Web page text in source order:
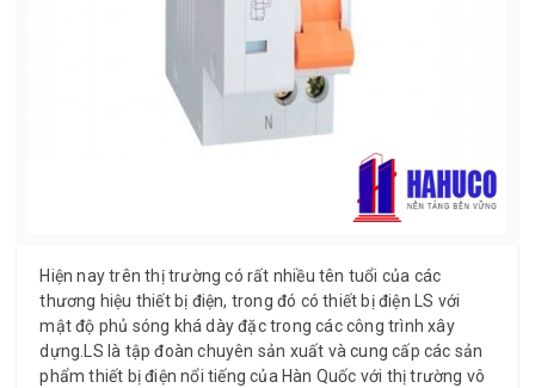
Hiện nay trên thị trường có rất nhiều tên tuổi của các
thương hiệu thiết bị điện, trong đó có thiết bị điện LS với
mật độ phủ sóng khá dày đặc trong các công trình xây
dựng.LS là tập đoàn chuyên sản xuất và cung cấp các sản
phẩm thiết bị điện nổi tiếng của Hàn Quốc với thị trường vô